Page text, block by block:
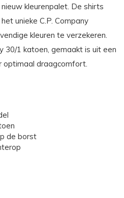
kleurenpalet. De shirts
unieke C.P. Company
kleuren te verzekeren.
30/1 katoen, gemaakt is uit een
optimaal draagcomfort.
de borst